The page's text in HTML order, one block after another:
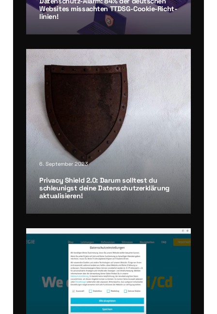
Web­sites miss­ach­ten TTDSG-Coo­kie-Richt­
li­ni­en!
6. September 2023
Pri­va­cy Shield 2.0: Dar­um soll­test du
schleu­nigst dei­ne Daten­schutz­er­klä­rung
aktua­li­sie­ren!